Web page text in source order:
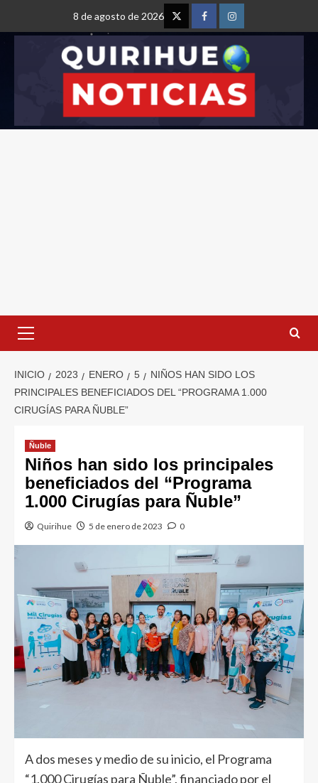
8 de agosto de 2026
INICIO 2023 ENERO 5
NIÑOS HAN SIDO LOS
PRINCIPALES BENEFICIADOS DEL “PROGRAMA 1.000
CIRUGÍAS PARA ÑUBLE”
Ñuble
Niños han sido los principales
beneficiados del “Programa
1.000 Cirugías para Ñuble”
Quirihue 5 de enero de 2023 0
A dos meses y medio de su inicio, el Programa
“1.000 Cirugías para Ñuble”, financiado por el